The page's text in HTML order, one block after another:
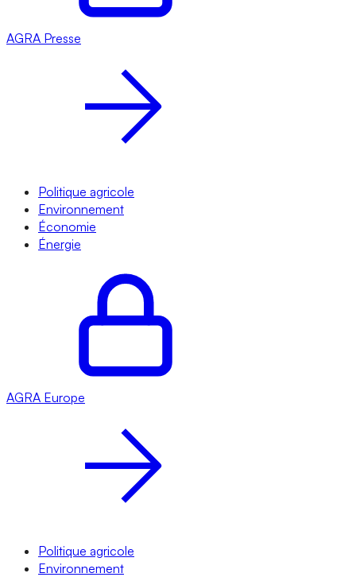
AGRA Presse
Politique agricole
Environnement
Économie
Énergie
AGRA Europe
Politique agricole
Environnement